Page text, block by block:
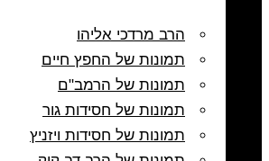
הרב מרדכי אליהו
תמונות של החפץ חיים
תמונות של הרמב"ם
תמונות של חסידות גור
תמונות של חסידות ויזניץ